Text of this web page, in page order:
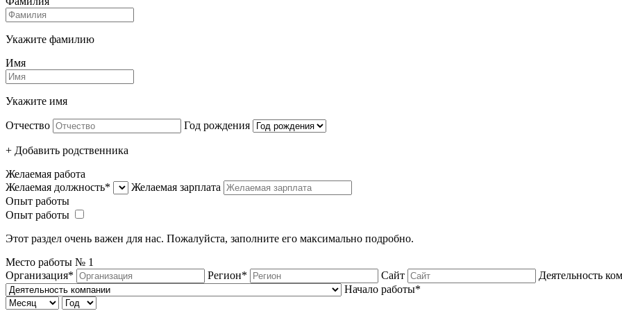
Укажите фамилию
Имя
Укажите имя
Отчество Год рождения
+ Добавить родcтвенника
Желаемая работа
Желаемая должность*
Желаемая зарплата
Опыт работы
Опыт работы
Этот раздел очень важен для нас. Пожалуйста, заполните его максимально подробно.
Место работы № 1
Организация*
Регион* Сайт
Деятельность
Начало работы*